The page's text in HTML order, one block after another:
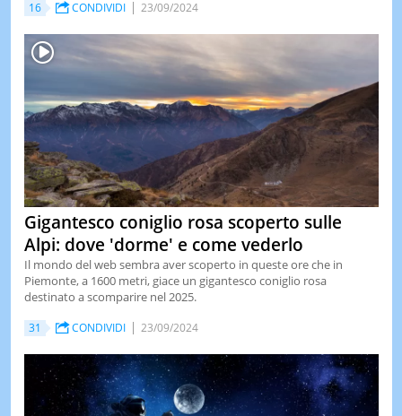
16 CONDIVIDI 23/09/2024
Gigantesco coniglio rosa scoperto sulle
Alpi: dove 'dorme' e come vederlo
Il mondo del web sembra aver scoperto in queste ore che in
Piemonte, a 1600 metri, giace un gigantesco coniglio rosa
destinato a scomparire nel 2025.
31 CONDIVIDI 23/09/2024